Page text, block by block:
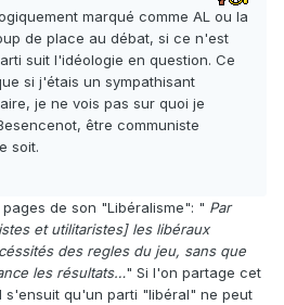
marqué comme AL ou la
de place au débat, si ce n'est
suit l'idéologie en question. Ce
si j'étais un sympathisant
je ne vois pas sur quoi je
être communiste
soit.
de son "Libéralisme": " Par
et utilitaristes] les libéraux
des regles du jeu, sans que
les résultats…" Si l'on partage cet
s'ensuit qu'un parti "libéral" ne peut